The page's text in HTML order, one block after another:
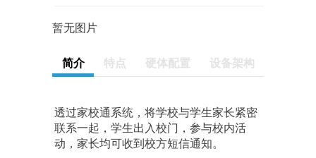
暂无图片
简介 特点 硬体配置 设备架构
透过家校通系统，将学校与学生家长紧密
联系一起，学生出入校门，参与校内活
动，家长均可收到校方短信通知。